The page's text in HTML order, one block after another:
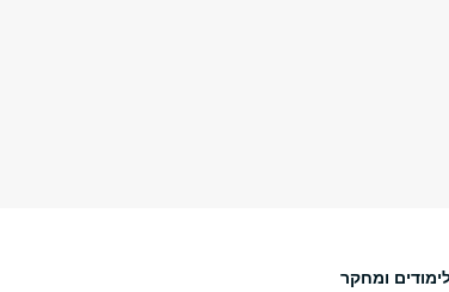
ומחקר